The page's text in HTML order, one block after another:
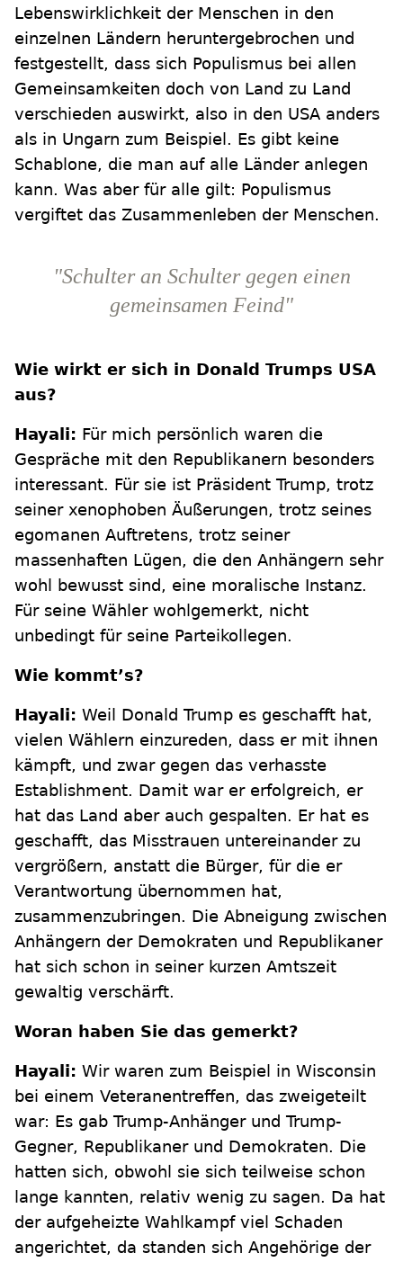
Lebenswirklichkeit der Menschen in den
einzelnen Ländern heruntergebrochen und
festgestellt, dass sich Populismus bei allen
Gemeinsamkeiten doch von Land zu Land
verschieden auswirkt, also in den USA anders
als in Ungarn zum Beispiel. Es gibt keine
Schablone, die man auf alle Länder anlegen
kann. Was aber für alle gilt: Populismus
vergiftet das Zusammenleben der Menschen.
"Schulter an Schulter gegen einen
gemeinsamen Feind"
Wie wirkt er sich in Donald Trumps USA
aus?
Hayali: Für mich persönlich waren die
Gespräche mit den Republikanern besonders
interessant. Für sie ist Präsident Trump, trotz
seiner xenophoben Äußerungen, trotz seines
egomanen Auftretens, trotz seiner
massenhaften Lügen, die den Anhängern sehr
wohl bewusst sind, eine moralische Instanz.
Für seine Wähler wohlgemerkt, nicht
unbedingt für seine Parteikollegen.
Wie kommt’s?
Hayali: Weil Donald Trump es geschafft hat,
vielen Wählern einzureden, dass er mit ihnen
kämpft, und zwar gegen das verhasste
Establishment. Damit war er erfolgreich, er
hat das Land aber auch gespalten. Er hat es
geschafft, das Misstrauen untereinander zu
vergrößern, anstatt die Bürger, für die er
Verantwortung übernommen hat,
zusammenzubringen. Die Abneigung zwischen
Anhängern der Demokraten und Republikaner
hat sich schon in seiner kurzen Amtszeit
gewaltig verschärft.
Woran haben Sie das gemerkt?
Hayali: Wir waren zum Beispiel in Wisconsin
bei einem Veteranentreffen, das zweigeteilt
war: Es gab Trump-Anhänger und Trump-
Gegner, Republikaner und Demokraten. Die
hatten sich, obwohl sie sich teilweise schon
lange kannten, relativ wenig zu sagen. Da hat
der aufgeheizte Wahlkampf viel Schaden
angerichtet, da standen sich Angehörige der